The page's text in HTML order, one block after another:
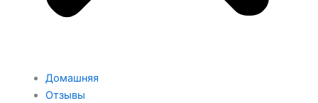
Домашняя
Отзывы